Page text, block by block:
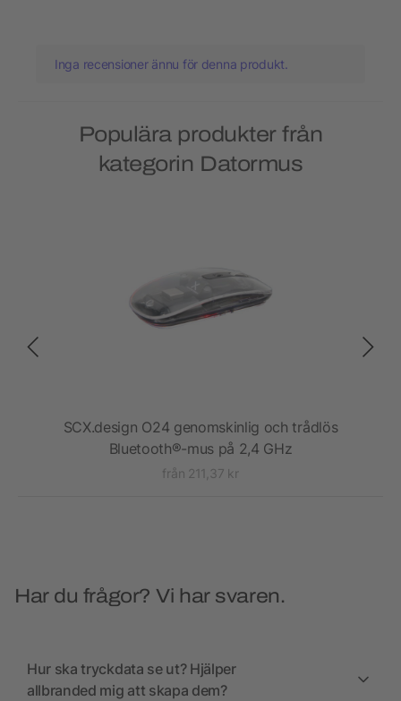
Inga recensioner ännu för denna produkt.
Populära produkter från
kategorin Datormus
SCX.design O24 genomskinlig och trådlös
Bluetooth®-mus på 2,4 GHz
från 211,37 kr
Har du frågor? Vi har svaren.
Hur ska tryckdata se ut? Hjälper
allbranded mig att skapa dem?